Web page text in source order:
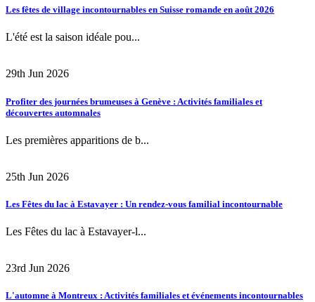
Les fêtes de village incontournables en Suisse romande en août 2026
L'été est la saison idéale pou...
29th Jun 2026
Profiter des journées brumeuses à Genève : Activités familiales et
découvertes automnales
Les premières apparitions de b...
25th Jun 2026
Les Fêtes du lac à Estavayer : Un rendez-vous familial incontournable
Les Fêtes du lac à Estavayer-l...
23rd Jun 2026
L'automne à Montreux : Activités familiales et événements incontournables